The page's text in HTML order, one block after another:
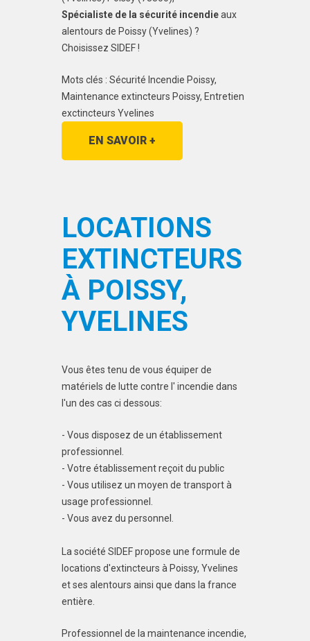
Spécialiste de la sécurité incendieaux
alentours de Poissy (Yvelines) ?
Choisissez SIDEF !
Mots clés : Sécurité Incendie Poissy,
Maintenance extincteurs Poissy, Entretien
exctincteurs Yvelines
EN SAVOIR +
LOCATIONS
EXTINCTEURS
À POISSY,
YVELINES
Vous êtes tenu de vous équiper de
matériels de lutte contre l' incendie dans
l'un des cas ci dessous:
- Vous disposez de un établissement
professionnel.
- Votre établissement reçoit du public
- Vous utilisez un moyen de transport à
usage professionnel.
- Vous avez du personnel.
La société SIDEF propose une formule de
locations d'extincteurs à Poissy, Yvelines
et ses alentours ainsi que dans la france
entière.
Professionnel de la maintenance incendie,